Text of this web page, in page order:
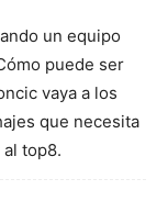
un equipo
puede ser
vaya a los
que necesita
top8.